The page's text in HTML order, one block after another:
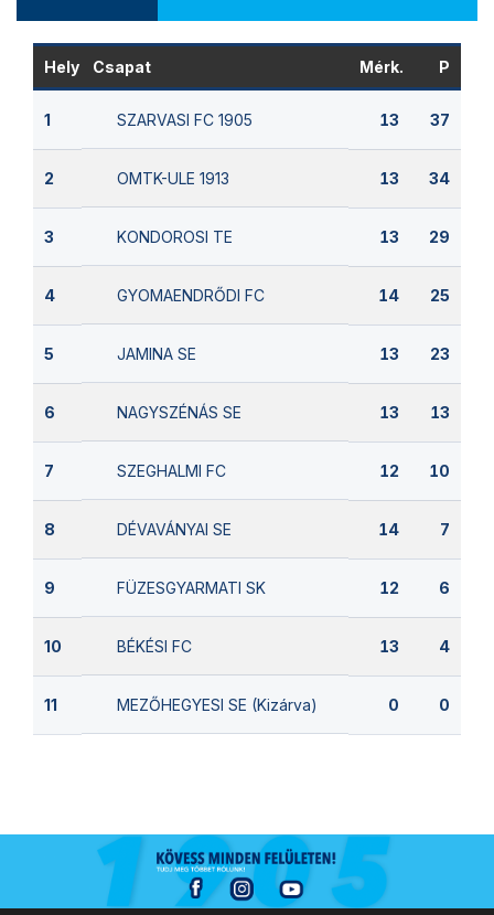
Hely Csapat Mérk. P
1 SZARVASI FC 1905 13 37
2 OMTK-ULE 1913 13 34
3 KONDOROSI TE 13 29
4 GYOMAENDRŐDI FC 14 25
5 JAMINA SE 13 23
6 NAGYSZÉNÁS SE 13 13
7 SZEGHALMI FC 12 10
8 DÉVAVÁNYAI SE 14 7
9 FÜZESGYARMATI SK 12 6
10 BÉKÉSI FC 13 4
11 MEZŐHEGYESI SE (Kizárva) 0 0